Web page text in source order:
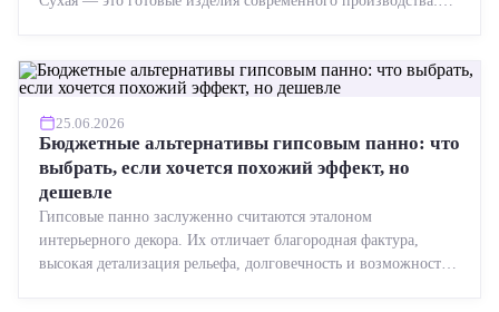
25.06.2026
Бюджетные альтернативы гипсовым панно: что
выбрать, если хочется похожий эффект, но
дешевле
Гипсовые панно заслуженно считаются эталоном
интерьерного декора. Их отличает благородная фактура,
высокая детализация рельефа, долговечность и возможность